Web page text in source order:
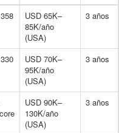
USD 65K–
85K/año
(USA)
3 años
USD 70K–
95K/año
(USA)
3 años
USD 90K–
130K/año
(USA)
3 años